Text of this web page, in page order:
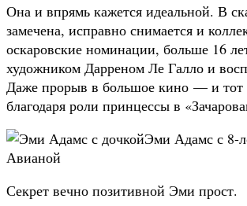
Она и впрямь кажется идеальной. В
замечена, исправно снимается и
оскаровские номинации, больше 16
художником Дарреном Ле Галло и
Даже прорыв в большое кино — и тот
благодаря роли принцессы в
Эми Адамс с 8-
Авианой
Секрет вечно позитивной Эми прост.